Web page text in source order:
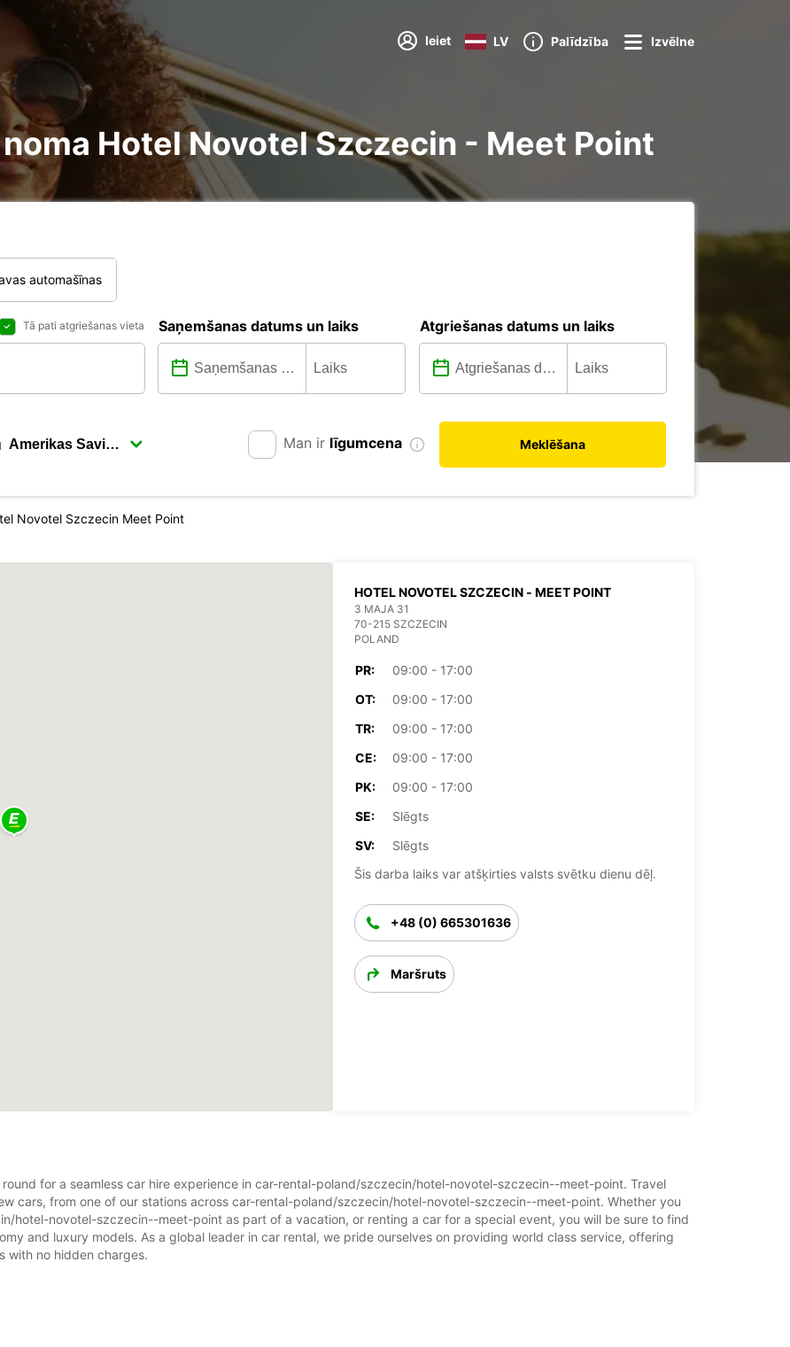
Ieiet LV Palīdzība Izvēlne
Hotel Novotel Szczecin - Meet Point
automašīnas
Tā pati atgriešanas vieta Saņemšanas datums un laiks Atgriešanas datums un laiks
Man ir līgumcena Meklēšana
Novotel Szczecin Meet Point
HOTEL NOVOTEL SZCZECIN - MEET POINT
3 MAJA 31
70-215 SZCZECIN
POLAND
PR:
09:00 - 17:00
OT:
09:00 - 17:00
TR:
09:00 - 17:00
CE:
09:00 - 17:00
PK:
09:00 - 17:00
SE:
Slēgts
SV:
Slēgts
Šis darba laiks var atšķirties valsts svētku dienu dēļ.
+48 (0) 665301636
Maršruts
round for a seamless car hire experience in car-rental-poland/szczecin/hotel-novotel-szczecin--meet-point. Travel
cars, from one of our stations across car-rental-poland/szczecin/hotel-novotel-szczecin--meet-point. Whether you
hotel-novotel-szczecin--meet-point as part of a vacation, or renting a car for a special event, you will be sure to find
and luxury models. As a global leader in car rental, we pride ourselves on providing world class service, offering
with no hidden charges.